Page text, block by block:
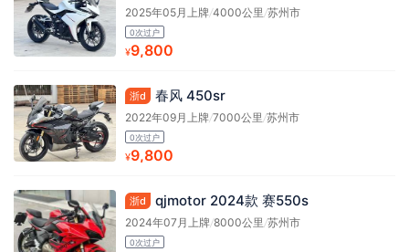
2025年05月上牌/4000公里 /苏州市
0次过户
¥9,800
浙d 春风 450sr
2022年09月上牌/7000公里 /苏州市
0次过户
¥9,800
浙d qjmotor 2024款 赛550s
2024年07月上牌/8000公里 /苏州市
0次过户